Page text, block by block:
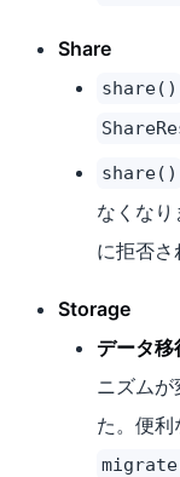
Share
share()
share()
なくなり
に拒否さ
Storage
データ移
ニズム
た。便